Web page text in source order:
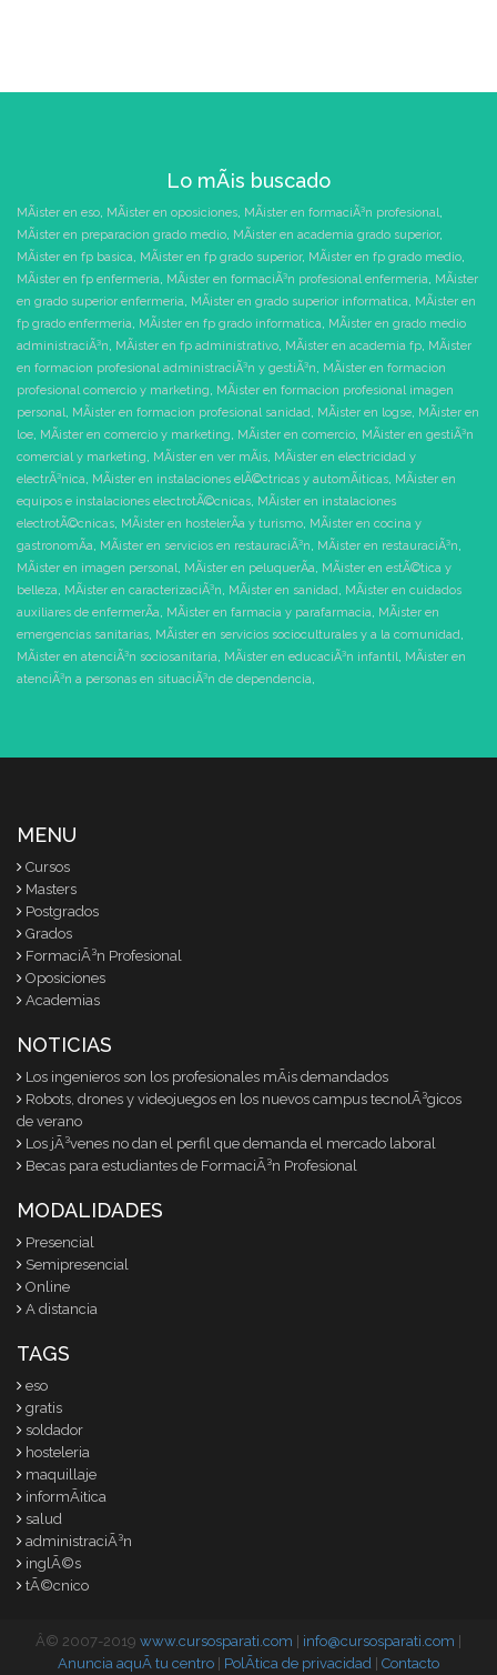
Lo mÃ¡s buscado
MÃ¡ster en eso, MÃ¡ster en oposiciones, MÃ¡ster en formaciÃ³n profesional,
MÃ¡ster en preparacion grado medio, MÃ¡ster en academia grado superior,
MÃ¡ster en fp basica, MÃ¡ster en fp grado superior, MÃ¡ster en fp grado medio,
MÃ¡ster en fp enfermeria, MÃ¡ster en formaciÃ³n profesional enfermeria, MÃ¡ster
en grado superior enfermeria, MÃ¡ster en grado superior informatica, MÃ¡ster en
fp grado enfermeria, MÃ¡ster en fp grado informatica, MÃ¡ster en grado medio
administraciÃ³n, MÃ¡ster en fp administrativo, MÃ¡ster en academia fp, MÃ¡ster
en formacion profesional administraciÃ³n y gestiÃ³n, MÃ¡ster en formacion
profesional comercio y marketing, MÃ¡ster en formacion profesional imagen
personal, MÃ¡ster en formacion profesional sanidad, MÃ¡ster en logse, MÃ¡ster en
loe, MÃ¡ster en comercio y marketing, MÃ¡ster en comercio, MÃ¡ster en gestiÃ³n
comercial y marketing, MÃ¡ster en ver mÃ¡s, MÃ¡ster en electricidad y
electrÃ³nica, MÃ¡ster en instalaciones elÃ©ctricas y automÃ¡ticas, MÃ¡ster en
equipos e instalaciones electrotÃ©cnicas, MÃ¡ster en instalaciones
electrotÃ©cnicas, MÃ¡ster en hostelerÃ­a y turismo, MÃ¡ster en cocina y
gastronomÃ­a, MÃ¡ster en servicios en restauraciÃ³n, MÃ¡ster en restauraciÃ³n,
MÃ¡ster en imagen personal, MÃ¡ster en peluquerÃ­a, MÃ¡ster en estÃ©tica y
belleza, MÃ¡ster en caracterizaciÃ³n, MÃ¡ster en sanidad, MÃ¡ster en cuidados
auxiliares de enfermerÃ­a, MÃ¡ster en farmacia y parafarmacia, MÃ¡ster en
emergencias sanitarias, MÃ¡ster en servicios socioculturales y a la comunidad,
MÃ¡ster en atenciÃ³n sociosanitaria, MÃ¡ster en educaciÃ³n infantil, MÃ¡ster en
atenciÃ³n a personas en situaciÃ³n de dependencia,
MENU
Cursos
Masters
Postgrados
Grados
FormaciÃ³n Profesional
Oposiciones
Academias
NOTICIAS
Los ingenieros son los profesionales mÃ¡s demandados
Robots, drones y videojuegos en los nuevos campus tecnolÃ³gicos
de verano
Los jÃ³venes no dan el perfil que demanda el mercado laboral
Becas para estudiantes de FormaciÃ³n Profesional
MODALIDADES
Presencial
Semipresencial
Online
A distancia
TAGS
eso
gratis
soldador
hosteleria
maquillaje
informÃ¡tica
salud
administraciÃ³n
inglÃ©s
tÃ©cnico
Â© 2007-2019 www.cursosparati.com info@cursosparati.com
Anuncia aquÃ­ tu centro
PolÃ­tica de privacidad Contacto